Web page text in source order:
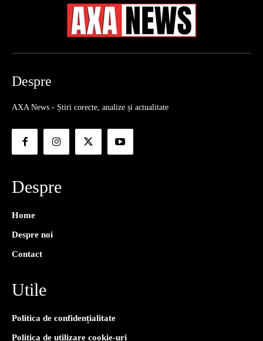
Despre
AXA News - Știri corecte, analize și actualitate
Despre
Home
Despre noi
Contact
Utile
Politica de confidențialitate
Politica de utilizare cookie-uri